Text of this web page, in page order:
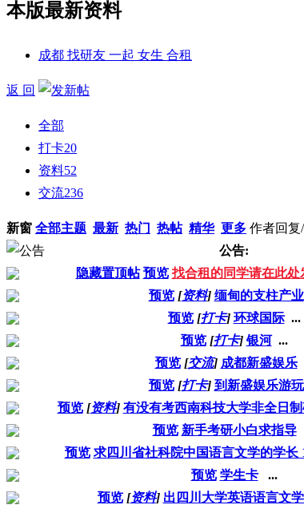
本版最新资料
成都 找研友 一起 女生 合租
返 回
全部
打卡20
资料52
交流236
新窗 全部主题 最新 热门 热帖 精华 更多 作者回
公告:
隐藏置顶帖 预览 找合租的同学请在此处
预览 [资料] 缅甸的支柱产业
预览 [打卡] 环球国际 ...
预览 [打卡] 银河 ...
预览 [交流] 成都新盛娱乐
预览 [打卡] 到新盛娱乐游玩
预览 [资料] 有没有考西南科技大学非全日
预览 新手考研小白求指导
预览 求四川省社科院中国语言文学的学长
预览 学生卡 ...
预览 [资料] 出四川大学英语语言文